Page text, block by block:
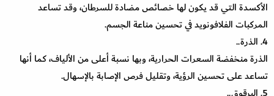
الأكسدة التي قد يكون لها خصائص مضادة للسرطان، وقد تساعد
المركبات الفلافونويد في تحسين مناعة الجسم.
4. الذرة..
الذرة منخفضة السعرات الحرارية، وبها نسبة أعلى من الألياف، كما أنها
تساعد على تحسين الرؤية، وتقليل فرص الإصابة بالإسهال.